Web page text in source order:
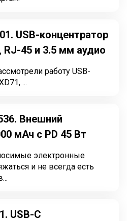
USB-концентратор
RJ-45 и 3.5 мм аудио
работу USB-
...
Внешний
мАч с PD 45 Вт
электронные
и не всегда есть
USB-C